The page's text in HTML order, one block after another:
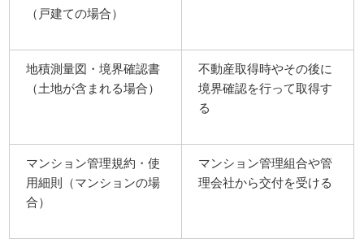
（戸建ての場合）
地積測量図・境界確認書
（土地が含まれる場合）
不動産取得時やその後に
境界確認を行って取得す
る
マンション管理規約・使
用細則（マンションの場
合）
マンション管理組合や管
理会社から交付を受ける